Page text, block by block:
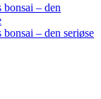
– den
– den seriøse